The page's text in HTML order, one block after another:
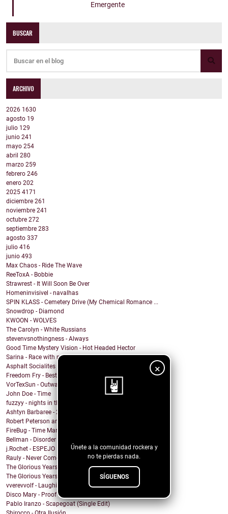
×
Únete a la comunidad rockera y
no te pierdas nada.
SÍGUENOS
Emergente
BUSCAR
ARCHIVO
2026 1630
agosto 19
julio 129
junio 241
mayo 254
abril 280
marzo 259
febrero 246
enero 202
2025 4171
diciembre 261
noviembre 241
octubre 272
septiembre 283
agosto 337
julio 416
junio 493
Max Chaos - Ride The Wave
ReeToxA - Bobbie
Strawrest - It Will Soon Be Over
Homeninvisivel - navalhas
SPIN KLASS - Cemetery Drive (My Chemical Romance ...
Snowdrop - Diamond
KWOON - WOLVES
The Carolyn - White Russians
stevenvsnothingness - Always
Good Time Mystery Vision - Hot Headed Hector
Sarina - Race with no end
Asphalt Socialites - Marcus Aurelius
Freedom Fry - Best Friend
VorTexSun - Outward Spinning
John Doe - Time
fuzzyy - nights in the basement ft. long beard
Ashtyn Barbaree - 2am Shadow (Piano Version)
Robert Peterson and The Crusade - Of All The World
FireBug - Time Marches On
Bellman - Disorder
j.Rochet - ESPEJO
Rauly - Never Come Back
The Glorious Years - Cosmic Behaviour
The Glorious Years - Sweet Imperfections
vverevvolf - Laughing Til I Cry
Disco Mary - Proof
Pablo Iranzo - Scapegoat (Single Edit)